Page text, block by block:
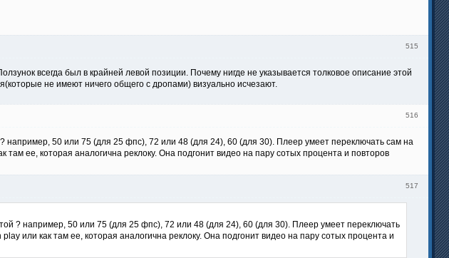
515
всегда был в крайней левой позиции. Почему нигде не указывается толковое описание этой
не имеют ничего общего с дропами) визуально исчезают.
516
50 или 75 (для 25 фпс), 72 или 48 (для 24), 60 (для 30). Плеер умеет переключать сам на
ее, которая аналогична реклоку. Она подгонит видео на пару сотых процента и повторов
517
? например, 50 или 75 (для 25 фпс), 72 или 48 (для 24), 60 (для 30). Плеер умеет переключать
или как там ее, которая аналогична реклоку. Она подгонит видео на пару сотых процента и